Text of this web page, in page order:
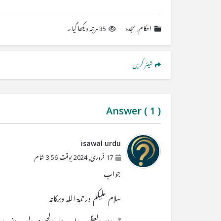
احکام, سجدہ 35 مرتبہ دیکھا گیا۔
شیئر کریں
Answer ( 1 )
isawal urdu
17 فروری, 2024 بوقت 3:56 شام
جواب
سلام علیکم ورحمۃ اللہ وبرکاتہ